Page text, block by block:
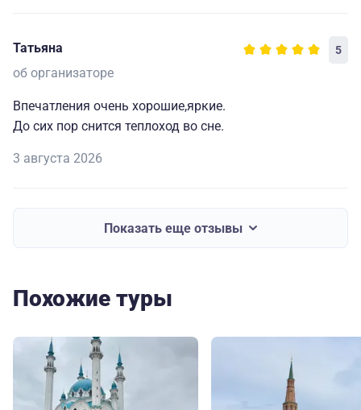
Татьяна 5
об организаторе
Впечатления очень хорошие,яркие.
До сих пор снится теплоход во сне.
3 августа 2026
Показать еще отзывы
Похожие туры